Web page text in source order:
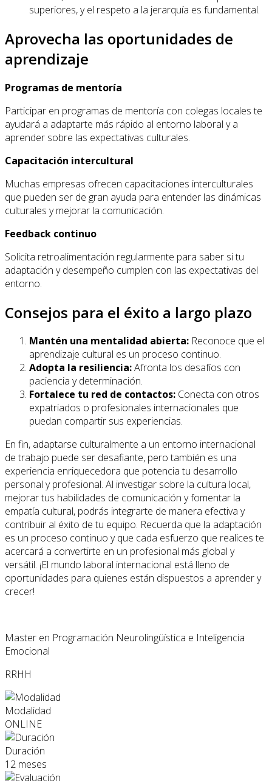
superiores, y el respeto a la jerarquía es fundamental.
Aprovecha las oportunidades de
aprendizaje
Programas de mentoría
Participar en programas de mentoría con colegas locales te
ayudará a adaptarte más rápido al entorno laboral y a
aprender sobre las expectativas culturales.
Capacitación intercultural
Muchas empresas ofrecen capacitaciones interculturales
que pueden ser de gran ayuda para entender las dinámicas
culturales y mejorar la comunicación.
Feedback continuo
Solicita retroalimentación regularmente para saber si tu
adaptación y desempeño cumplen con las expectativas del
entorno.
Consejos para el éxito a largo plazo
Mantén una mentalidad abierta: Reconoce que el
aprendizaje cultural es un proceso continuo.
Adopta la resiliencia:Afronta los desafíos con
paciencia y determinación.
Fortalece tu red de contactos: Conecta con otros
expatriados o profesionales internacionales que
puedan compartir sus experiencias.
En fin, adaptarse culturalmente a un entorno internacional
de trabajo puede ser desafiante, pero también es una
experiencia enriquecedora que potencia tu desarrollo
personal y profesional. Al investigar sobre la cultura local,
mejorar tus habilidades de comunicación y fomentar la
empatía cultural, podrás integrarte de manera efectiva y
contribuir al éxito de tu equipo. Recuerda que la adaptación
es un proceso continuo y que cada esfuerzo que realices te
acercará a convertirte en un profesional más global y
versátil. ¡El mundo laboral internacional está lleno de
oportunidades para quienes están dispuestos a aprender y
crecer!
Master en Programación Neurolingüística e Inteligencia
Emocional
RRHH
Modalidad
ONLINE
Duración
12 meses